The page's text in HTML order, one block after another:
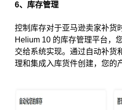
6、库存管理
控制库存对于亚马逊卖家补货
Helium 10 的库存管理平台，
交给系统实现。通过自动补货
理和集成入库货件创建，您的